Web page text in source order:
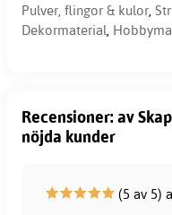
Pulver, flingor & kulor,
Dekormaterial,
Recensioner: av
nöjda kunder
(5 av 5)